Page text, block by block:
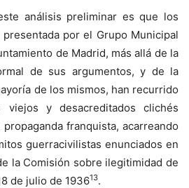
análisis preliminar es que los
por el Grupo Municipal
de Madrid, más allá de la
de sus argumentos, y de la
de los mismos, han recurrido
y desacreditados clichés
franquista, acarreando
guerracivilistas enunciados en
la Comisión sobre ilegitimidad de
de julio de 193613.